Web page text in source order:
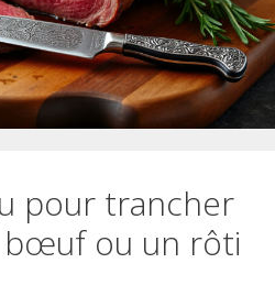
pour trancher
ou un rôti